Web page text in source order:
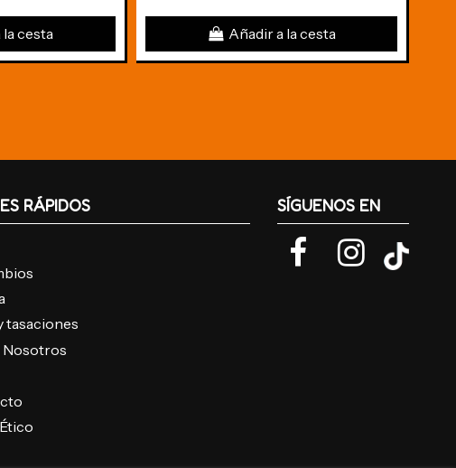
la cesta Añadir a la cesta
RÁPIDOS
tasaciones
Nosotros
SÍGUENOS EN